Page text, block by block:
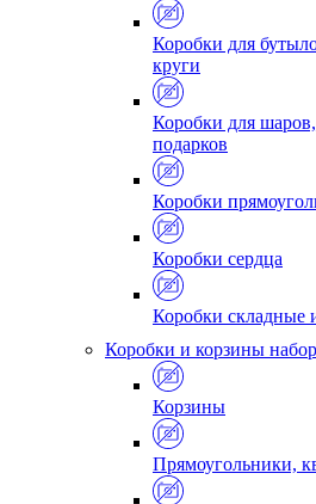
Коробки для
круги
Коробки для
подарков
Коробки
Коробки сердца
Коробки складные
Коробки и корзины
Корзины
Прямоугольники,